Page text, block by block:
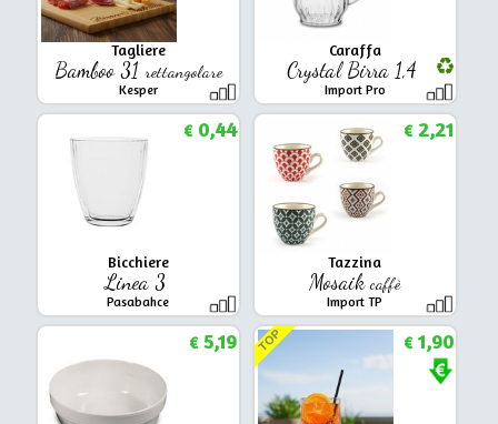
Tagliere
Bamboo 31 rettangolare
Kesper
Caraffa
Crystal Birra 1,4
Import Pro
Bicchiere
Linea 3
Pasabahce
€0,44
Tazzina
Mosaikcaffè
Import TP
€2,21
€5,19 TOP €1,90